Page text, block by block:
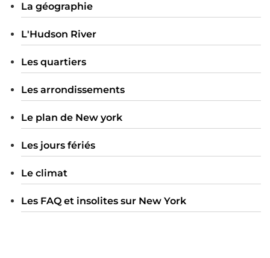
La géographie
L'Hudson River
Les quartiers
Les arrondissements
Le plan de New york
Les jours fériés
Le climat
Les FAQ et insolites sur New York